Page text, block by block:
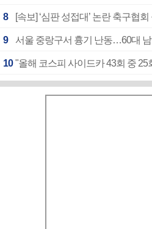
8
9 서울 중랑구서 흉기 난동…60대
10 "올해 코스피 사이드카 43회 중